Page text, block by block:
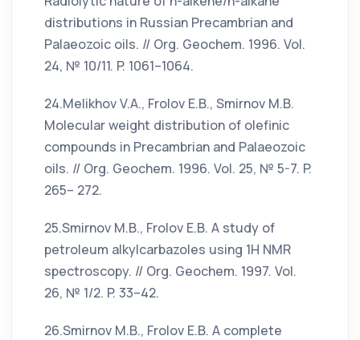
distributions in Russian Precambrian and
Palaeozoic oils. // Org. Geochem. 1996. Vol.
24, № 10/11. P. 1061–1064.
24.Melikhov V.A., Frolov E.B., Smirnov M.B.
Molecular weight distribution of olefinic
compounds in Precambrian and Palaeozoic
oils. // Org. Geochem. 1996. Vol. 25, № 5-7. P.
265– 272.
25.Smirnov M.B., Frolov E.B. A study of
petroleum alkylcarbazoles using 1H NMR
spectroscopy. // Org. Geochem. 1997. Vol.
26, № 1/2. P. 33–42.
26.Smirnov M.B., Frolov E.B. A complete